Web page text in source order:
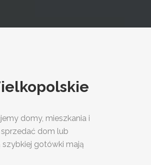
domy, mieszkania i
dom lub
szybkiej gotówki mają